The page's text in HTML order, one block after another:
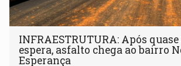
INFRAESTRUTURA: Após
espera, asfalto chega ao bairro
Esperança